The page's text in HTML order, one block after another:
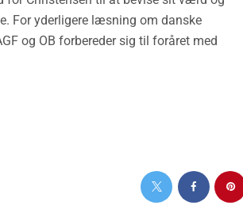
For yderligere læsning om danske
og OB forbereder sig til foråret med